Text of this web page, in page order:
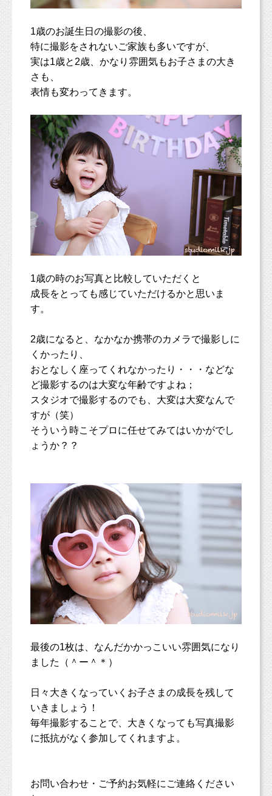
1歳のお誕生日の撮影の後、
特に撮影をされないご家族も多いですが、
実は1歳と2歳、かなり雰囲気もお子さまの大き
さも、
表情も変わってきます。
1歳の時のお写真と比較していただくと
成長をとっても感じていただけるかと思いま
す。
2歳になると、なかなか携帯のカメラで撮影しに
くかったり、
おとなしく座ってくれなかったり・・・などな
ど撮影するのは大変な年齢ですよね；
スタジオで撮影するのでも、大変は大変なんで
すが（笑）
そういう時こそプロに任せてみてはいかがでし
ょうか？？
最後の1枚は、なんだかかっこいい雰囲気になり
ました（＾ー＾＊）
日々大きくなっていくお子さまの成長を残して
いきましょう！
毎年撮影することで、大きくなっても写真撮影
に抵抗がなく参加してくれますよ。
お問い合わせ・ご予約お気軽にご連絡ください